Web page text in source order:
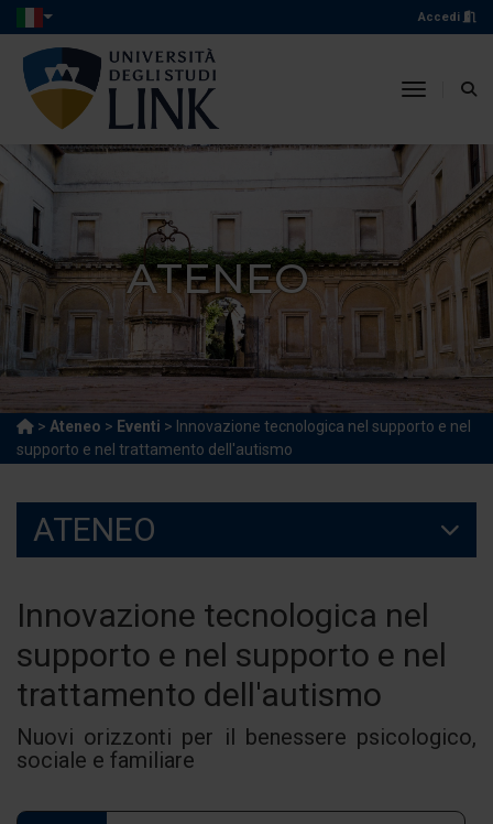
Accedi
toggle
ATENEO
> Ateneo > Eventi > Innovazione tecnologica nel supporto e nel
supporto e nel trattamento dell'autismo
ATENEO
Innovazione tecnologica nel
supporto e nel supporto e nel
trattamento dell'autismo
Nuovi orizzonti per il benessere psicologico,
sociale e familiare